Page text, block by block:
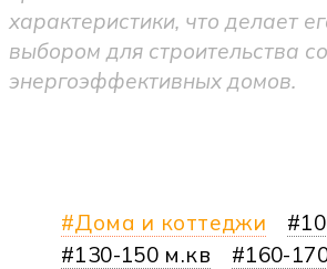
характеристики, что делает
выбором для строительства
энергоэффективных домов.
Дома и коттеджи
130-150 м.кв
160-